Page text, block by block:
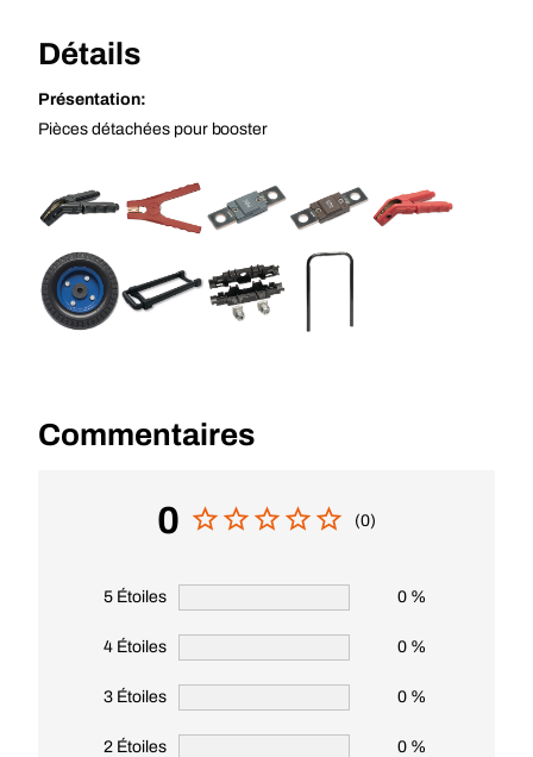
Détails
Présentation:
Pièces détachées pour booster
Commentaires
0 (0)
5 Étoiles 0 %
4 Étoiles 0 %
3 Étoiles 0 %
2 Étoiles 0 %